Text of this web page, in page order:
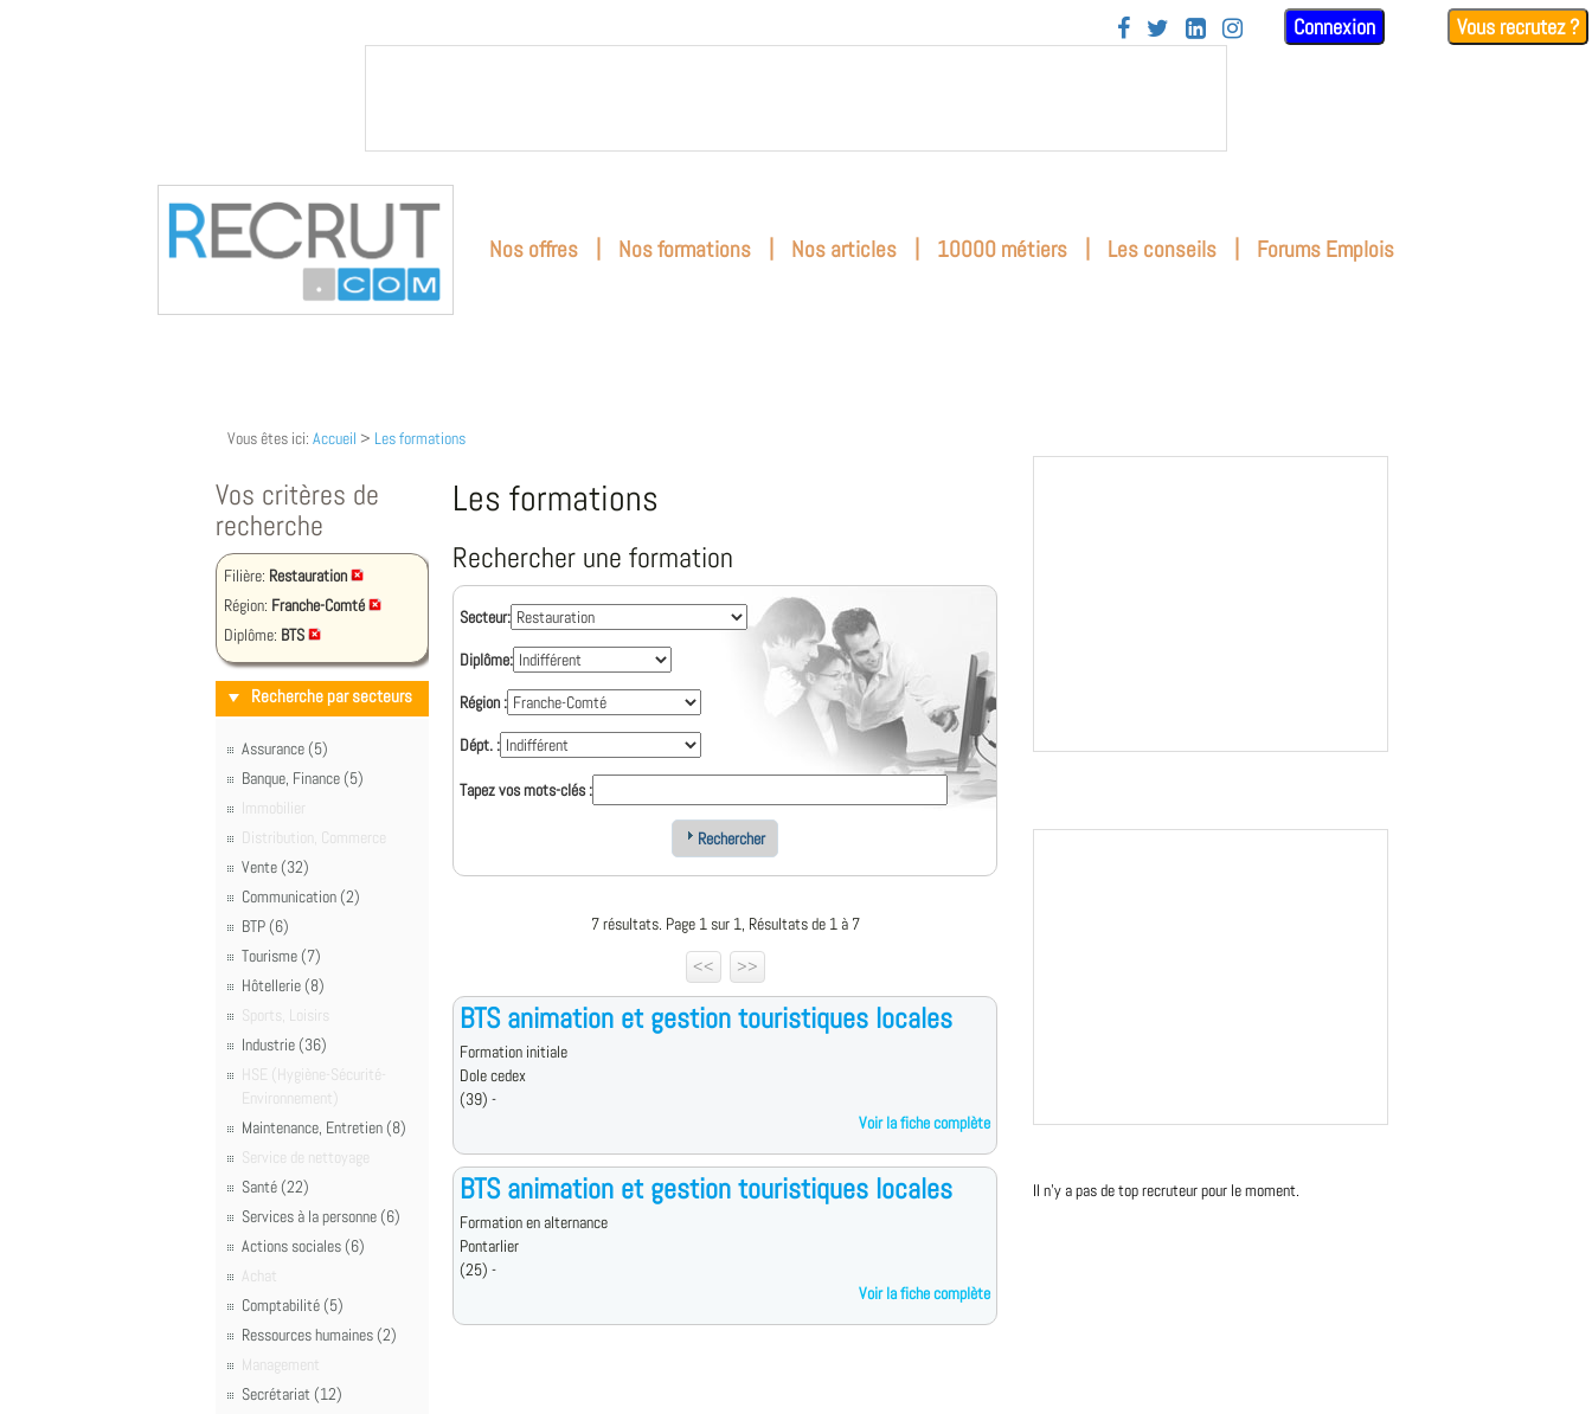
    Connexion Vous recrutez ?
Nos offres | Nos formations | Nos articles | 10000 métiers | Les conseils | Forums Emplois
Vous êtes ici: Accueil > Les formations
Vos critères de
recherche
Filière: Restauration
Région: Franche-Comté
Diplôme: BTS
Recherche par secteurs
Assurance (5)
Banque, Finance (5)
Immobilier
Distribution, Commerce
Vente (32)
Communication (2)
BTP (6)
Tourisme (7)
Hôtellerie (8)
Sports, Loisirs
Industrie (36)
HSE (Hygiène-Sécurité-
Environnement)
Maintenance, Entretien (8)
Service de nettoyage
Santé (22)
Services à la personne (6)
Actions sociales (6)
Achat
Comptabilité (5)
Ressources humaines (2)
Management
Secrétariat (12)
Les formations
Rechercher une formation
Secteur:
Diplôme:
Région :
Dépt. :
Tapez vos mots-clés :
Rechercher
7 résultats. Page 1 sur 1, Résultats de 1 à 7
<<
>>
BTS animation et gestion touristiques locales
Formation initiale
Dole cedex
(39) -
Voir la fiche complète
BTS animation et gestion touristiques locales
Formation en alternance
Pontarlier
(25) -
Voir la fiche complète
Il n'y a pas de top recruteur pour le moment.